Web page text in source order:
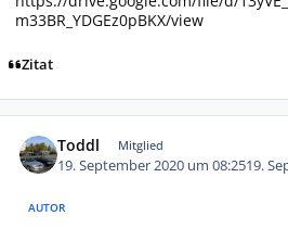
m33BR_YDGEz0pBKX/view
Zitat
Toddl Mitglied
19. September 2020 um 08:2519.
AUTOR